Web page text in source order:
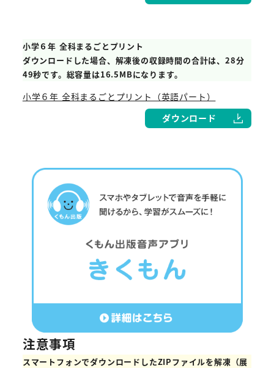
小学６年 全科まるごとプリント
ダウンロードした場合、解凍後の収録時間の合計は、28分
49秒です。総容量は16.5MBになります。
小学６年 全科まるごとプリント（英語パート）
ダウンロード
注意事項
スマートフォンでダウンロードしたZIPファイルを解凍（展